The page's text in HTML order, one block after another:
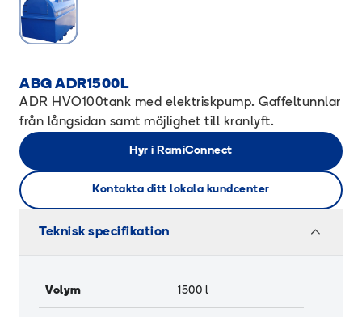
ABG ADR1500L
ADR HVO100tank med elektriskpump. Gaffeltunnlar
från långsidan samt möjlighet till kranlyft.
Hyr i RamiConnect
Kontakta ditt lokala kundcenter
Teknisk specifikation
Volym 1500 l